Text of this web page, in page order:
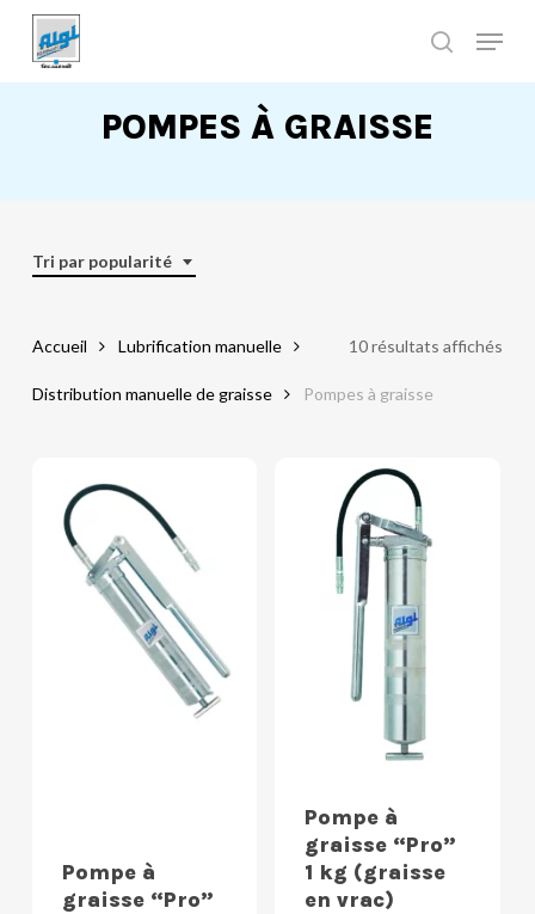
main
POMPES À GRAISSE
Tri par popularité
10 résultats affichés
Accueil Lubrification manuelle
Distribution manuelle de graisse Pompes à graisse
Pompe à
graisse “Pro”
Pompe à
graisse “Pro”
1 kg (graisse
en vrac)